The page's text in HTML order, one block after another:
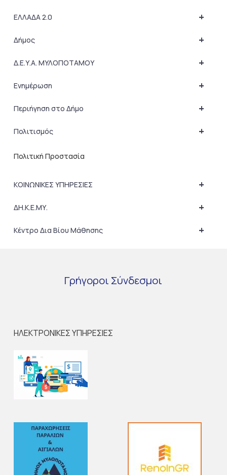
+
ΕΛΛΑΔΑ 2.0
+
Δήμος
+
Δ.Ε.Υ.Α. ΜΥΛΟΠΟΤΑΜΟΥ
+
Ενημέρωση
+
Περιήγηση στο Δήμο
+
Πολιτισμός
Πολιτική Προστασία
+
ΚΟΙΝΩΝΙΚΕΣ ΥΠΗΡΕΣΙΕΣ
+
ΔΗ.Κ.Ε.ΜΥ.
+
Κέντρο Δια Βίου Μάθησης
Γρήγοροι Σύνδεσμοι
ΗΛΕΚΤΡΟΝΙΚΕΣ ΥΠΗΡΕΣΙΕΣ